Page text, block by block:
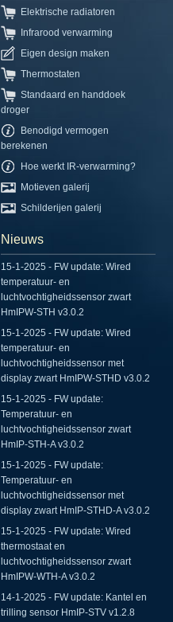
Elektrische radiatoren
Infrarood verwarming
Eigen design maken
Thermostaten
Standaard en handdoek
droger
Benodigd vermogen
berekenen
Hoe werkt IR-verwarming?
Motieven galerij
Schilderijen galerij
Nieuws
15-1-2025 - FW update: Wired
temperatuur- en
luchtvochtigheidssensor zwart
HmIPW-STH v3.0.2
15-1-2025 - FW update: Wired
temperatuur- en
luchtvochtigheidssensor met
display zwart HmIPW-STHD v3.0.2
15-1-2025 - FW update:
Temperatuur- en
luchtvochtigheidssensor zwart
HmIP-STH-A v3.0.2
15-1-2025 - FW update:
Temperatuur- en
luchtvochtigheidssensor met
display zwart HmIP-STHD-A v3.0.2
15-1-2025 - FW update: Wired
thermostaat en
luchtvochtigheidssensor zwart
HmIPW-WTH-A v3.0.2
14-1-2025 - FW update: Kantel en
trilling sensor HmIP-STV v1.2.8